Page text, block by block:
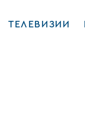
ТЕЛЕВИЗИИ